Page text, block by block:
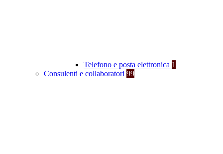
Telefono e posta elettronica 1
Consulenti e collaboratori 99